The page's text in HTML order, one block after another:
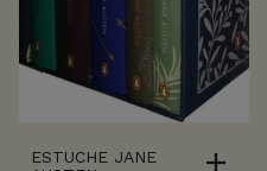
ESTUCHE JANE